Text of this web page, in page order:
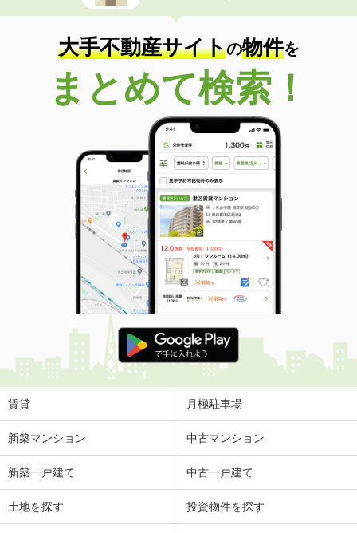
大手不動産サイトの物件を
まとめて検索！
賃貸 月極駐車場
新築マンション 中古マンション
新築一戸建て 中古一戸建て
土地を探す 投資物件を探す